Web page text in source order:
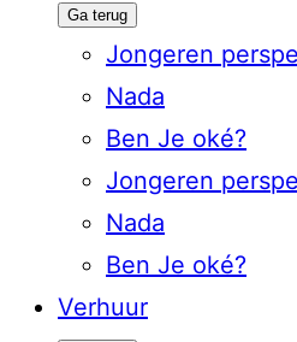
Ga terug
Jongeren
Nada
Ben Je oké?
Jongeren
Nada
Ben Je oké?
Verhuur